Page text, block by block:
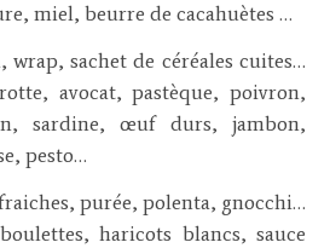
miel, beurre de cacahuètes …
sachet de céréales cuites…
avocat, pastèque, poivron,
sardine, œuf durs, jambon,
pesto…
purée, polenta, gnocchi…
haricots blancs, sauce